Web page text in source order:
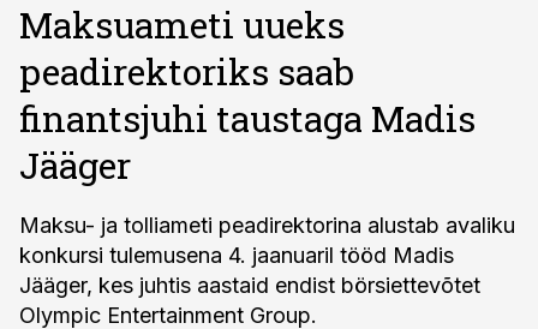
Maksuameti uueks
peadirektoriks saab
finantsjuhi taustaga Madis
Jääger
Maksu- ja tolliameti peadirektorina alustab avaliku
konkursi tulemusena 4. jaanuaril tööd Madis
Jääger, kes juhtis aastaid endist börsiettevõtet
Olympic Entertainment Group.